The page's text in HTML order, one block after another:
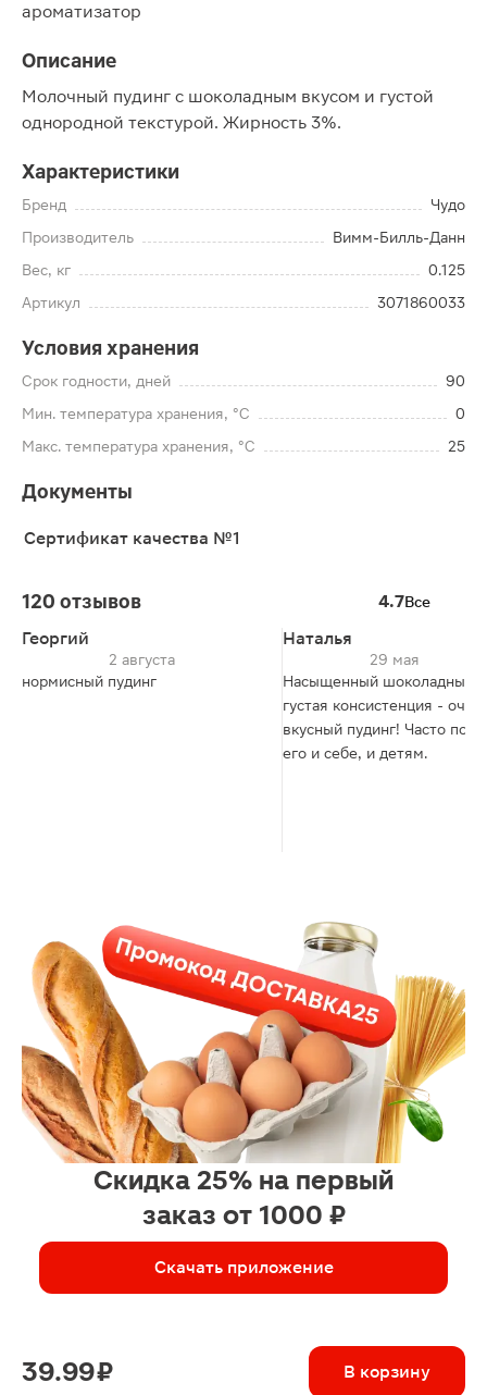
ароматизатор
Описание
Молочный пудинг с шоколадным вкусом и густой
однородной текстурой. Жирность 3%.
Характеристики
Бренд
Чудо
Производитель
Вимм-Билль-Данн
Вес, кг
0.125
Артикул
3071860033
Условия хранения
Срок годности, дней
90
Мин. температура хранения, °C
0
Макс. температура хранения, °C
25
Документы
Сертификат качества №1
120 отзывов 4.7Все
Георгий
2 августа
нормисный пудинг
Наталья
29 мая
Насыщенный шоколадный
густая консистенция -
вкусный пудинг! Часто
его и себе, и детям.
Скидка 25% на первый
заказ от 1000 ₽
Скачать приложение
39.99 ₽ В корзину